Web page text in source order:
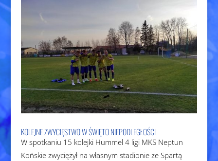
KOLEJNE ZWYCIĘSTWO W ŚWIĘTO NIEPODLEGŁOŚCI
W spotkaniu 15 kolejki Hummel 4 ligi MKS Neptun
Końskie zwyciężył na własnym stadionie ze Spartą